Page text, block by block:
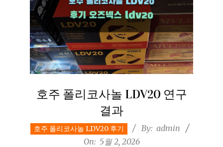
호주 폴리코사놀 LDV20 연구
결과
2026-
05-
호주 폴리코사놀 LDV20 후기 By: admin
On: 5월 2, 2026